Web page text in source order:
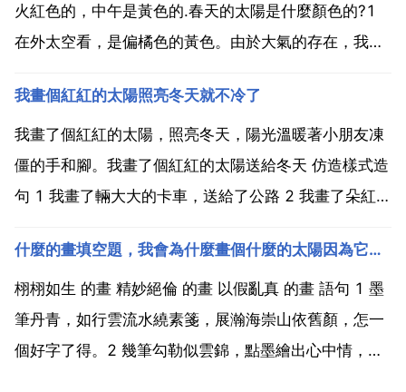
火紅色的，中午是黃色的.春天的太陽是什麼顏色的?1
在外太空看，是偏橘色的黃色。由於大氣的存在，我們
看來，是白色。看成白色，主要用到的是色度學的知識
了。下面三張圖，分別是太陽光譜，以及色度學中的一
個著名的...
我畫個紅紅的太陽照亮冬天就不冷了
我畫了個紅紅的太陽，照亮冬天，陽光溫暖著小朋友凍
僵的手和腳。我畫了個紅紅的太陽送給冬天 仿造樣式造
句 1 我畫了輛大大的卡車，送給了公路 2 我畫了朵紅紅
漠 4 我畫了個大大的月亮，送給了黑夜 5 我畫了淅瀝瀝
的細雨送給乾旱的大地 6 我畫了個大大...
什麼的畫填空題，我會為什麼畫個什麼的太陽因為它是個什麼的季節填空題
栩栩如生 的畫 精妙絕倫 的畫 以假亂真 的畫 語句 1 墨
筆丹青，如行雲流水繞素箋，展瀚海崇山依舊顏，怎一
個好字了得。2 幾筆勾勒似雲錦，點墨繪出心中情，意